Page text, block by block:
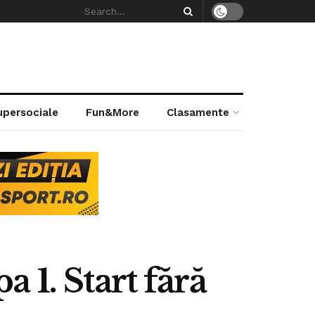
Fun&More Clasamente
1. Start fără